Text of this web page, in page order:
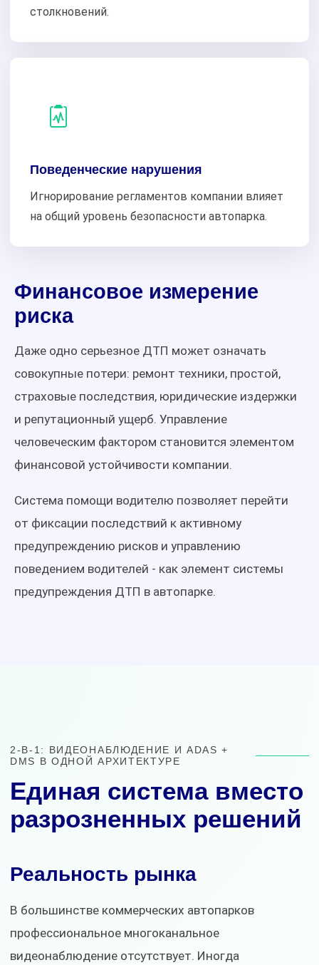
столкновений.
Поведенческие нарушения
Игнорирование регламентов компании влияет
на общий уровень безопасности автопарка.
Финансовое измерение
риска
Даже одно серьезное ДТП может означать
совокупные потери: ремонт техники, простой,
страховые последствия, юридические издержки
и репутационный ущерб. Управление
человеческим фактором становится элементом
финансовой устойчивости компании.
Система помощи водителю позволяет перейти
от фиксации последствий к активному
предупреждению рисков и управлению
поведением водителей - как элемент системы
предупреждения ДТП в автопарке.
2-В-1: ВИДЕОНАБЛЮДЕНИЕ И ADAS +
DMS В ОДНОЙ АРХИТЕКТУРЕ
Единая система вместо
разрозненных решений
Реальность рынка
В большинстве коммерческих автопарков
профессиональное многоканальное
видеонаблюдение отсутствует. Иногда